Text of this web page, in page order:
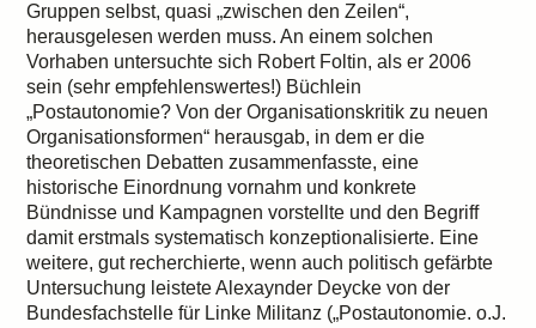
Gruppen selbst, quasi „zwischen den Zeilen“,
herausgelesen werden muss. An einem solchen
Vorhaben untersuchte sich Robert Foltin, als er 2006
sein (sehr empfehlenswertes!) Büchlein
„Postautonomie? Von der Organisationskritik zu neuen
Organisationsformen“ herausgab, in dem er die
theoretischen Debatten zusammenfasste, eine
historische Einordnung vornahm und konkrete
Bündnisse und Kampagnen vorstellte und den Begriff
damit erstmals systematisch konzeptionalisierte. Eine
weitere, gut recherchierte, wenn auch politisch gefärbte
Untersuchung leistete Alexaynder Deycke von der
Bundesfachstelle für Linke Militanz („Postautonomie. o.J.